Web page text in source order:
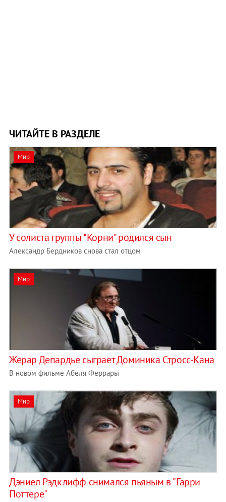
ЧИТАЙТЕ В РАЗДЕЛЕ
Мир
У солиста группы "Корни" родился сын
Александр Бердников снова стал отцом
Мир
Жерар Депардье сыграет Доминика Стросс-Кана
В новом фильме Абеля Феррары
Мир
Дэниел Рэдклифф снимался пьяным в "Гарри
Поттере"